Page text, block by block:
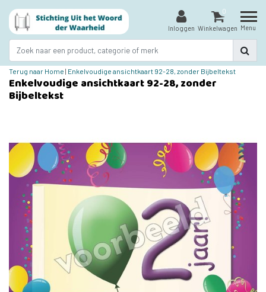
Inloggen
0
Winkelwagen Menu
Terug naar Home | Enkelvoudige ansichtkaart 92-28, zonder Bijbeltekst
Enkelvoudige ansichtkaart 92-28, zonder
Bijbeltekst